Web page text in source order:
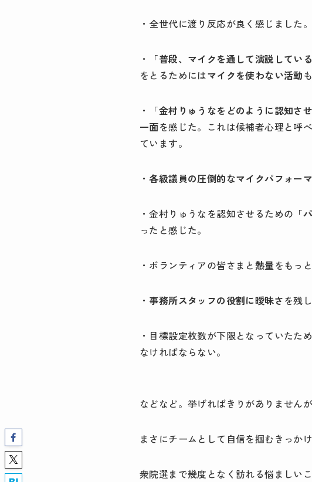
・全世代に渡り反応が良く感じました
・「普段、マイクを通して演説してい
をとるためにはマイクを使わない活動
・「金村りゅうなをどのように認知さ
一面を感じた。これは候補者心理と呼
ています。
・各級議員の圧倒的なマイクパフォー
・金村りゅうなを認知させるための「
ったと感じた。
・ボランティアの皆さまと熱量をもっ
・ 事務所スタッフの役割に曖昧さを残
・目標設定枚数が下限となっていたた
なければならない。
などなど。挙げればきりがありません
まさにチームとして自信を掴むきっか
衆院選まで幾度となく訪れる悩ましい